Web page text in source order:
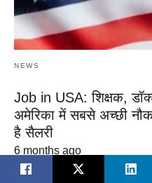
NEWS
Job in USA: शिक्षक,
अमेरिका में सबसे अच्छी
है सैलरी
6 months ago